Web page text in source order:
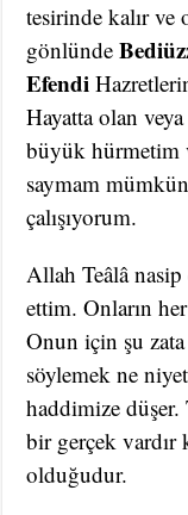
tesirinde kalır
gönlünde
Efendi
Hayatta olan
büyük hürmetim
saymam
çalışıyorum.
Allah Teâlâ
ettim. Onların
Onun için şu
söylemek ne
haddimize
bir gerçek
olduğudur.